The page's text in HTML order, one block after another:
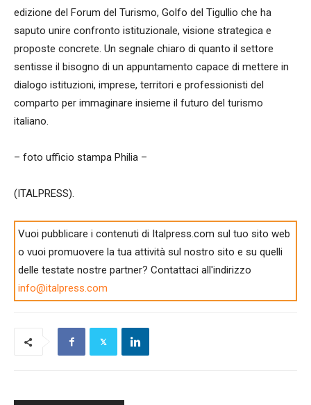
edizione del Forum del Turismo, Golfo del Tigullio che ha
saputo unire confronto istituzionale, visione strategica e
proposte concrete. Un segnale chiaro di quanto il settore
sentisse il bisogno di un appuntamento capace di mettere in
dialogo istituzioni, imprese, territori e professionisti del
comparto per immaginare insieme il futuro del turismo
italiano.
– foto ufficio stampa Philia –
(ITALPRESS).
Vuoi pubblicare i contenuti di Italpress.com sul tuo sito web
o vuoi promuovere la tua attività sul nostro sito e su quelli
delle testate nostre partner? Contattaci all'indirizzo
info@italpress.com